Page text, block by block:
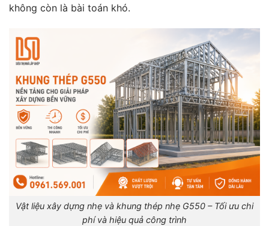
không còn là bài toán khó.
Vật liệu xây dựng nhẹ và khung thép nhẹ G550 – Tối ưu chi
phí và hiệu quả công trình